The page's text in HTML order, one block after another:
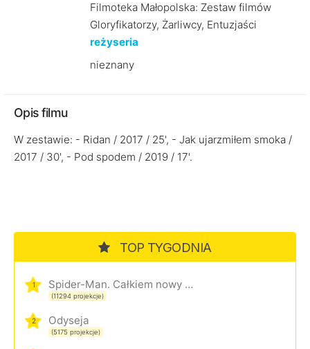
Filmoteka Małopolska: Zestaw filmów
Gloryfikatorzy, Żarliwcy, Entuzjaści
reżyseria
nieznany
Opis filmu
W zestawie: - Ridan / 2017 / 25', - Jak ujarzmiłem smoka /
2017 / 30', - Pod spodem / 2019 / 17'.
TOP TYGODNIA
1 Spider-Man. Całkiem nowy dzień
(11294 projekcje)
2 Odyseja
(5175 projekcje)